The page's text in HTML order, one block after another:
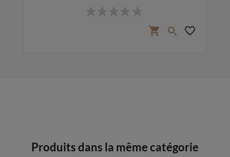
shopping_cart  favorite_border
Produits dans la même catégorie